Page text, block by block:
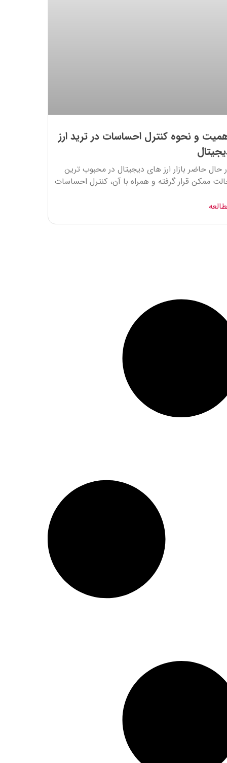
و نحوه کنترل احساسات در ترید ارز
حال حاضر بازار ارز های دیجیتال در محبوب ترین
ممکن قرار گرفته و همراه با آن، کنترل احساسات